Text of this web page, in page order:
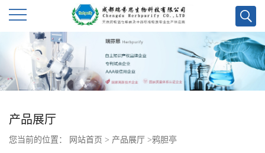
产品展厅
您当前的位置： 网站首页 > 产品展厅 >鸦胆亭